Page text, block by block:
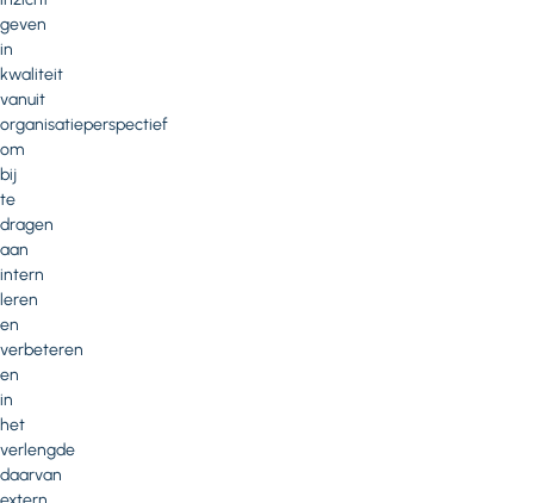
geven
in
kwaliteit
vanuit
organisatieperspectief
om
bij
te
dragen
aan
intern
leren
en
verbeteren
en
in
het
verlengde
daarvan